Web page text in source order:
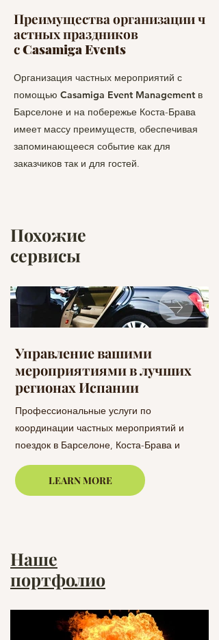
Преимуществаорганизациич
астных праздников
сCasamiga Events
Организация частных мероприятий с
помощью Casamiga Event Management в
Барселоне и на побережье Коста-Брава
имеет массу преимуществ, обеспечивая
запоминающееся событие как для
заказчиков так и для гостей.
Похожие
сервисы
Управление вашими
мероприятиями в лучших
регионах Испании
Профессиональные услуги по
координации частных мероприятий и
поездок в Барселоне, Коста-Брава и
Марбелье. Casamiga Events организует
мероприятия и логистику под ключ.
LEARN MORE
Наше
портфолио